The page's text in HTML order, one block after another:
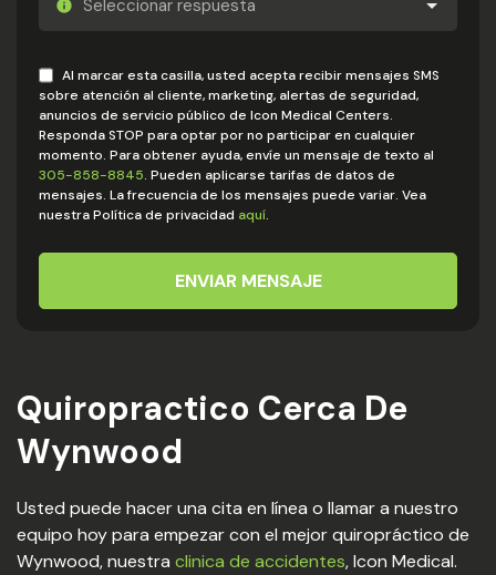
Al marcar esta casilla, usted acepta recibir mensajes SMS
sobre atención al cliente, marketing, alertas de seguridad,
anuncios de servicio público de Icon Medical Centers.
Responda STOP para optar por no participar en cualquier
momento. Para obtener ayuda, envíe un mensaje de texto al
305-858-8845. Pueden aplicarse tarifas de datos de
mensajes. La frecuencia de los mensajes puede variar. Vea
nuestra Política de privacidad aquí.
ENVIAR MENSAJE
Quiropractico Cerca De
Wynwood
Usted puede hacer una cita en línea o llamar a nuestro
equipo hoy para empezar con el mejor quiropráctico de
Wynwood, nuestra clinica de accidentes, Icon Medical.